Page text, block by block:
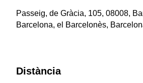
Passeig, de Gràcia, 105, 08008,
Barcelona, el Barcelonès,
Distància